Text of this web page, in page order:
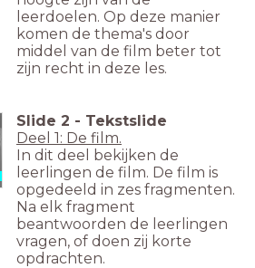
leerdoelen. Op deze manier
komen de thema's door
middel van de film beter tot
zijn recht in deze les.
Slide 2 - Tekstslide
Deel 1: De film.
In dit deel bekijken de
leerlingen de film. De film is
opgedeeld in zes fragmenten.
Na elk fragment
beantwoorden de leerlingen
vragen, of doen zij korte
opdrachten.